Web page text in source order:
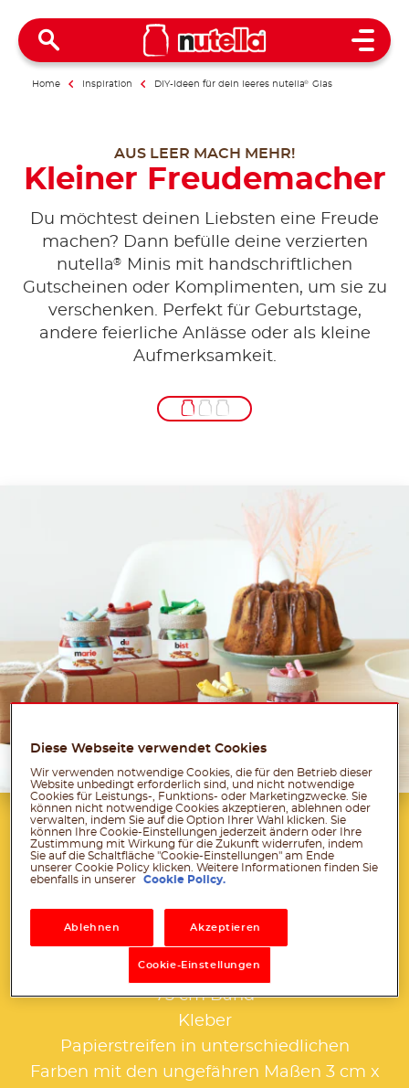
Open
Home Inspiration DIY-Ideen für dein leeres nutella® Glas
AUS LEER MACH MEHR!
Kleiner Freudemacher
Du möchtest deinen Liebsten eine Freude
machen? Dann befülle deine verzierten
nutella®
Minis mit handschriftlichen
Gutscheinen oder Komplimenten, um sie zu
verschenken. Perfekt für Geburtstage,
andere feierliche Anlässe oder als kleine
Aufmerksamkeit.
Dazu brauchst du:
Acrylfarbe in Rot
Pinsel
75 cm Band
Kleber
Papierstreifen in unterschiedlichen
Farben mit den ungefähren Maßen 3 cm x
Diese Webseite verwendet Cookies
Wir verwenden notwendige Cookies, die für den Betrieb dieser
Website unbedingt erforderlich sind, und nicht notwendige
Cookies für Leistungs-, Funktions- oder Marketingzwecke. Sie
können nicht notwendige Cookies akzeptieren, ablehnen oder
verwalten, indem Sie auf die Option Ihrer Wahl klicken. Sie
können Ihre Cookie-Einstellungen jederzeit ändern oder Ihre
Zustimmung mit Wirkung für die Zukunft widerrufen, indem
Sie auf die Schaltfläche "Cookie-Einstellungen" am Ende
unserer Cookie Policy klicken. Weitere Informationen finden Sie
ebenfalls in unserer
Cookie Policy.
Ablehnen Akzeptieren
Cookie-Einstellungen